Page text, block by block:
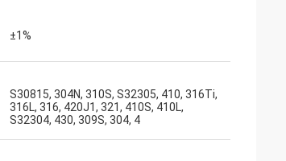
±1%
S30815, 304N, 310S, S32305, 410, 316Ti,
316L, 316, 420J1, 321, 410S, 410L,
S32304, 430, 309S, 304, 4